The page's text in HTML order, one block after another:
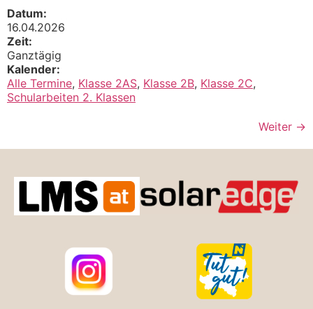
Datum:
16.04.2026
Zeit:
Ganztägig
Kalender:
Alle Termine, Klasse 2AS, Klasse 2B, Klasse 2C,
Schularbeiten 2. Klassen
Weiter →